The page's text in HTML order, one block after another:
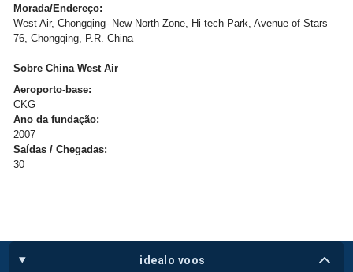
Morada/Endereço:
West Air, Chongqing- New North Zone, Hi-tech Park, Avenue of Stars
76, Chongqing, P.R. China
Sobre China West Air
Aeroporto-base:
CKG
Ano da fundação:
2007
Saídas / Chegadas:
30
idealo voos